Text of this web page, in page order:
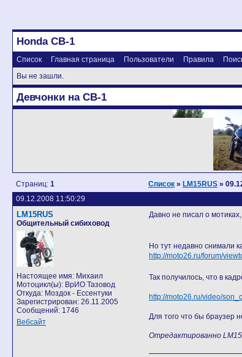
Honda CB-1
Список Главная страница Пользователи Правила
Вы не зашли.
Девчонки на CB-1
Страниц: 1 Список » LM15RUS »
09.12.2008 11:50:29
LM15RUS
Общительный сибиховод
Настоящее имя: Михаил
Мотоцикл(ы): ВрИО Тазовод
Откуда: Моздок - Ессентуки
Зарегистрирован: 26.11.2005
Сообщений: 1746
Вебсайт
Давно не писал о
Но тут недавно снимали
http://moto26.ru/forum/
Так получилось, что в
http://moto26.ru/video/
Для того что бы браузер
Отредактированно